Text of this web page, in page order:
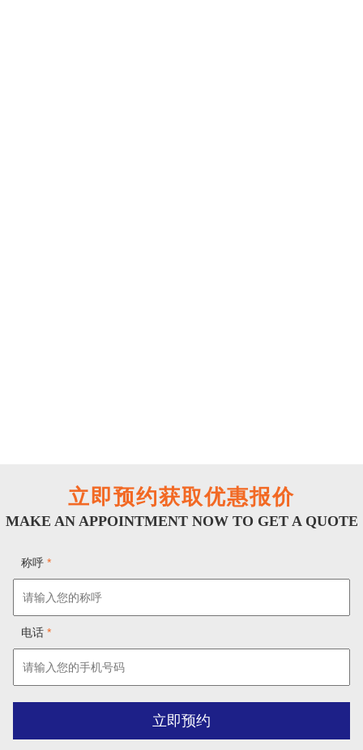
立即预约获取优惠报价
MAKE AN APPOINTMENT NOW TO GET A QUOTE
称呼 *
电话 *